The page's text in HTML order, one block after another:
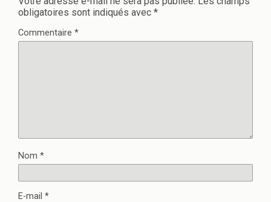
obligatoires sont indiqués avec *
Commentaire *
Nom *
E-mail *